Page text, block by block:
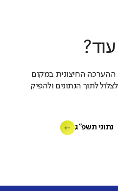
ההערכה החיצונית במקום
לתוך הנתונים ולהפיק
נתוני תשפ"ג